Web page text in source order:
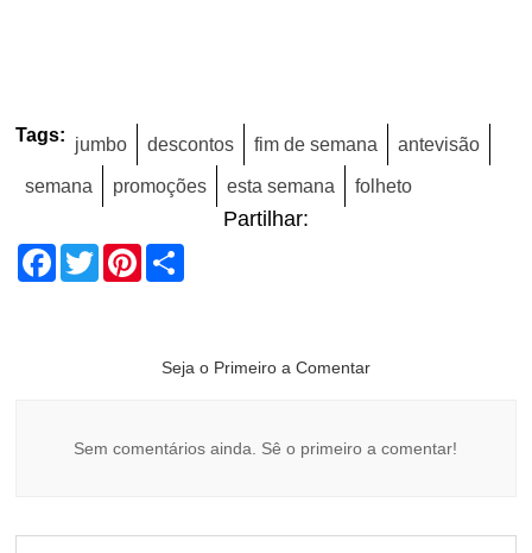
Tags: jumbo descontos fim de semana antevisão
semana promoções esta semana folheto
Partilhar:
Facebook
TwitterPinterest
Seja o Primeiro a Comentar
Sem comentários ainda. Sê o primeiro a comentar!